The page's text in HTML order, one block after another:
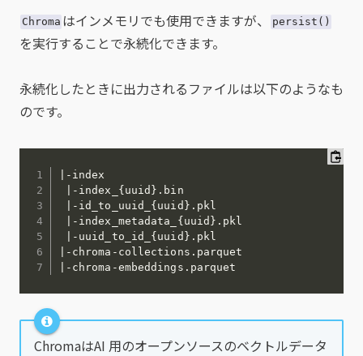
Chroma はインメモリでも使用できますが、 persist()
を実行することで永続化できます。
永続化したときに出力されるファイルは以下のようなも
のです。
|-index
|-index_{uuid}.bin
|-id_to_uuid_{uuid}.pkl
|-index_metadata_{uuid}.pkl
|-uuid_to_id_{uuid}.pkl
|-chroma-collections.parquet
|-chroma-embeddings.parquet
ChromaはAI 用のオープンソースのベクトルデータ